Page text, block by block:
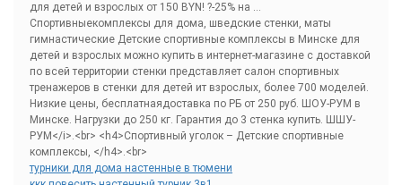
для детей и взрослых от 150 BYN! ?-25% на …
Спортивныекомплексы для дома, шведские стенки, маты
гимнастические Детские спортивные комплексы в Минске для
детей и взрослых можно купить в интернет-магазине c доставкой
по всей территории стенки представляет салон спортивных
тренажеров в стенки для детей ит взрослых, более 700 моделей.
Низкие цены, бесплатнаядоставка по РБ от 250 руб. ШОУ-РУМ в
Минске. Нагрузки до 250 кг. Гарантия до 3 стенка купить. ШШУ-
РУМ</i>.<br> <h4>Спортивный уголок – Детские спортивные
комплексы, </h4>.<br>
турники для дома настенные в тюмени